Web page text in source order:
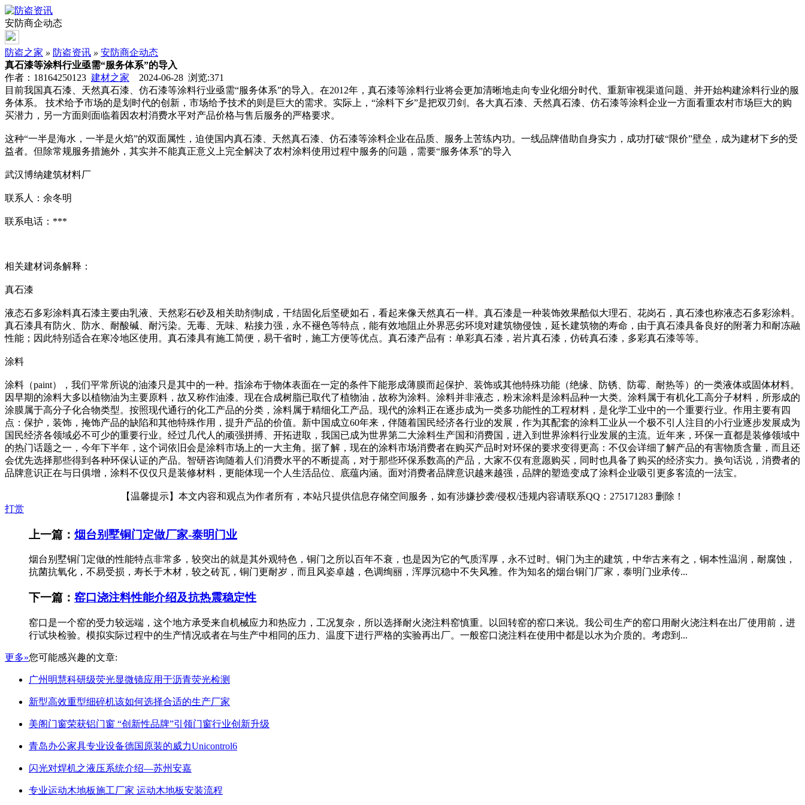
安防商企动态
防盗之家 » 防盗资讯 » 安防商企动态
真石漆等涂料行业亟需“服务体系”的导入
作者：18164250123 建材之家 2024-06-28 浏览:371
目前我国真石漆、天然真石漆、仿石漆等涂料行业亟需“服务体系”的导入。在2012年，真石漆等涂料行业将会更加清晰地走向专业化细分时代、重新审视渠道问题、并开始构建涂料行业的服
务体系。 技术给予市场的是划时代的创新，市场给予技术的则是巨大的需求。实际上，“涂料下乡”是把双刃剑。各大真石漆、天然真石漆、仿石漆等涂料企业一方面看重农村市场巨大的购
买潜力，另一方面则面临着因农村消费水平对产品价格与售后服务的严格要求。
这种“一半是海水，一半是火焰”的双面属性，迫使国内真石漆、天然真石漆、仿石漆等涂料企业在品质、服务上苦练内功。一线品牌借助自身实力，成功打破“限价”壁垒，成为建材下乡的受
益者。但除常规服务措施外，其实并不能真正意义上完全解决了农村涂料使用过程中服务的问题，需要“服务体系”的导入
武汉博纳建筑材料厂
联系人：余冬明
联系电话：***
相关建材词条解释：
真石漆
液态石多彩涂料真石漆主要由乳液、天然彩石砂及相关助剂制成，干结固化后坚硬如石，看起来像天然真石一样。真石漆是一种装饰效果酷似大理石、花岗石，真石漆也称液态石多彩涂料。
真石漆具有防火、防水、耐酸碱、耐污染。无毒、无味、粘接力强，永不褪色等特点，能有效地阻止外界恶劣环境对建筑物侵蚀，延长建筑物的寿命，由于真石漆具备良好的附著力和耐冻融
性能；因此特别适合在寒冷地区使用。真石漆具有施工简便，易干省时，施工方便等优点。真石漆产品有：单彩真石漆，岩片真石漆，仿砖真石漆，多彩真石漆等等。
涂料
涂料（paint），我们平常所说的油漆只是其中的一种。指涂布于物体表面在一定的条件下能形成薄膜而起保护、装饰或其他特殊功能（绝缘、防锈、防霉、耐热等）的一类液体或固体材料。
因早期的涂料大多以植物油为主要原料，故又称作油漆。现在合成树脂已取代了植物油，故称为涂料。涂料并非液态，粉末涂料是涂料品种一大类。涂料属于有机化工高分子材料，所形成的
涂膜属于高分子化合物类型。按照现代通行的化工产品的分类，涂料属于精细化工产品。现代的涂料正在逐步成为一类多功能性的工程材料，是化学工业中的一个重要行业。作用主要有四
点：保护，装饰，掩饰产品的缺陷和其他特殊作用，提升产品的价值。新中国成立60年来，伴随着国民经济各行业的发展，作为其配套的涂料工业从一个极不引人注目的小行业逐步发展成为
国民经济各领域必不可少的重要行业。经过几代人的顽强拼搏、开拓进取，我国已成为世界第二大涂料生产国和消费国，进入到世界涂料行业发展的主流。近年来，环保一直都是装修领域中
的热门话题之一，今年下半年，这个词依旧会是涂料市场上的一大主角。据了解，现在的涂料市场消费者在购买产品时对环保的要求变得更高：不仅会详细了解产品的有害物质含量，而且还
会优先选择那些得到各种环保认证的产品。智研咨询随着人们消费水平的不断提高，对于那些环保系数高的产品，大家不仅有意愿购买，同时也具备了购买的经济实力。换句话说，消费者的
品牌意识正在与日俱增，涂料不仅仅只是装修材料，更能体现一个人生活品位、底蕴内涵。面对消费者品牌意识越来越强，品牌的塑造变成了涂料企业吸引更多客流的一法宝。
【温馨提示】本文内容和观点为作者所有，本站只提供信息存储空间服务，如有涉嫌抄袭/侵权/违规内容请联系QQ：275171283 删除！
打赏
上一篇： 烟台别墅铜门定做厂家-泰明门业
烟台别墅铜门定做的性能特点非常多，较突出的就是其外观特色，铜门之所以百年不衰，也是因为它的气质浑厚，永不过时。铜门为主的建筑，中华古来有之，铜本性温润，耐腐蚀，
抗菌抗氧化，不易受损，寿长于木材，较之砖瓦，铜门更耐岁，而且风姿卓越，色调绚丽，浑厚沉稳中不失风雅。作为知名的烟台铜门厂家，泰明门业承传...
下一篇： 窑口浇注料性能介绍及抗热震稳定性
窑口是一个窑的受力较远端，这个地方承受来自机械应力和热应力，工况复杂，所以选择耐火浇注料窑慎重。以回转窑的窑口来说。我公司生产的窑口用耐火浇注料在出厂使用前，进
行试块检验。模拟实际过程中的生产情况或者在与生产中相同的压力、温度下进行严格的实验再出厂。一般窑口浇注料在使用中都是以水为介质的。考虑到...
更多»您可能感兴趣的文章:
广州明慧科研级荧光显微镜应用于沥青荧光检测
新型高效重型细碎机该如何选择合适的生产厂家
美阁门窗荣获铝门窗 “创新性品牌”引领门窗行业创新升级
青岛办公家具专业设备德国原装的威力Unicontrol6
闪光对焊机之液压系统介绍—苏州安嘉
专业运动木地板施工厂家 运动木地板安装流程